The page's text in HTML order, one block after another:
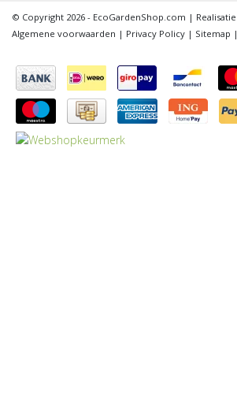
© Copyright 2026 - EcoGardenShop.com | Realisatie
Algemene voorwaarden | Privacy Policy | Sitemap |